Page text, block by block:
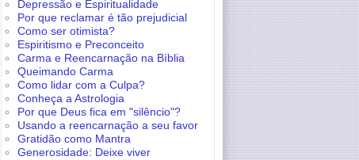
Depressão e Espiritualidade
Por que reclamar é tão prejudicial
Como ser otimista?
Espiritismo e Preconceito
Carma e Reencarnação na Bíblia
Queimando Carma
Como lidar com a Culpa?
Conheça a Astrologia
Por que Deus fica em "silêncio"?
Usando a reencarnação a seu favor
Gratidão como Mantra
Generosidade: Deixe viver